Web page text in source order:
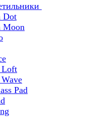
Dot
Moon
Loft
Pad